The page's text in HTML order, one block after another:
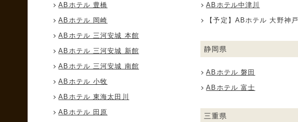
ABホテル 豊橋
ABホテル 岡崎
ABホテル 三河安城 本館
ABホテル 三河安城 新館
ABホテル 三河安城 南館
ABホテル 小牧
ABホテル 東海太田川
ABホテル 田原
ABホテル中津川
【予定】ABホテル 大野神戸
静岡県
ABホテル 磐田
ABホテル 富士
三重県